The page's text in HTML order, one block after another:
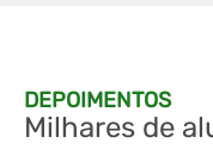
DEPOIMENTOS
Milhares de